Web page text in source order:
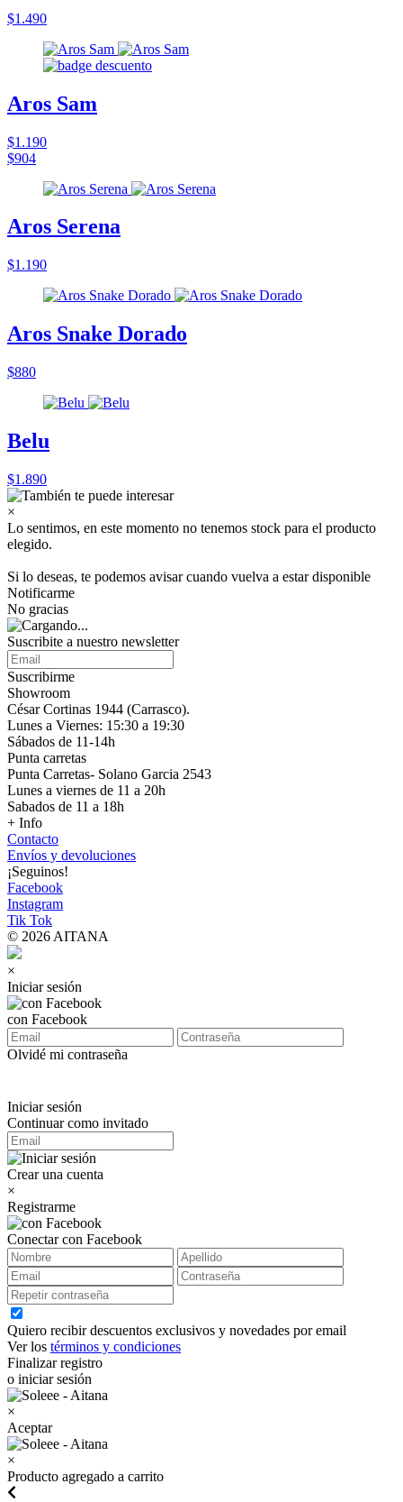
$1.490
Aros Sam
$1.190
$904
Aros Serena
$1.190
Aros Snake Dorado
$880
Belu
$1.890
×
Lo sentimos, en este momento no tenemos stock para el producto
elegido.
Si lo deseas, te podemos avisar cuando vuelva a estar disponible
Notificarme
No gracias
Suscribite a nuestro newsletter
Suscribirme
Showroom
César Cortinas 1944 (Carrasco).
Lunes a Viernes: 15:30 a 19:30
Sábados de 11-14h
Punta carretas
Punta Carretas- Solano Garcia 2543
Lunes a viernes de 11 a 20h
Sabados de 11 a 18h
+ Info
Contacto
Envíos y devoluciones
¡Seguinos!
Facebook
Instagram
Tik Tok
© 2026 AITANA
×
Iniciar sesión
con Facebook
Olvidé mi contraseña
Iniciar sesión
Continuar como invitado
Crear una cuenta
×
Registrarme
Conectar con Facebook
Quiero recibir descuentos exclusivos y novedades por email
Ver los términos y condiciones
Finalizar registro
o iniciar sesión
×
Aceptar
×
Producto agregado a carrito